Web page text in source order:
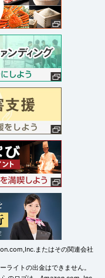
またはその関連会社
ライトの出金はできません。